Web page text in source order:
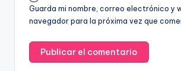
Guarda mi nombre, correo electrónico y
navegador para la próxima vez que